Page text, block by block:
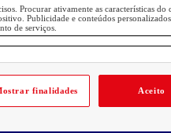
Procurar ativamente as características
Publicidade e conteúdos
de serviços.
finalidades Aceito